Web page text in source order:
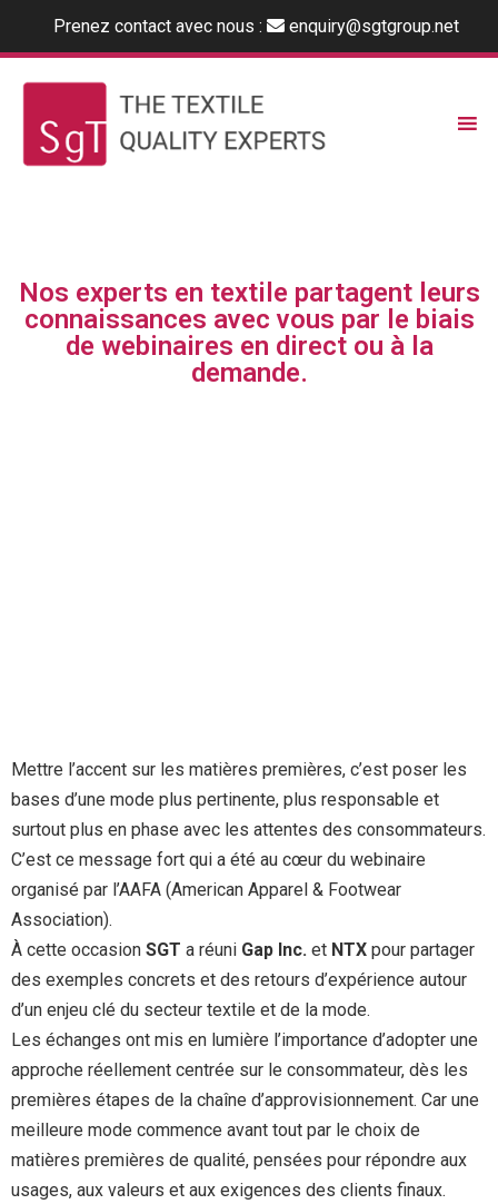
Prenez contact avec nous : enquiry@sgtgroup.net
Nos experts en textile partagent leurs
connaissances avec vous par le biais
de webinaires en direct ou à la
demande.
Mettre l’accent sur les matières premières, c’est poser les
bases d’une mode plus pertinente, plus responsable et
surtout plus en phase avec les attentes des consommateurs.
C’est ce message fort qui a été au cœur du webinaire
organisé par l’AAFA (American Apparel & Footwear
Association).
À cette occasion SGT a réuni Gap Inc. et NTX pour partager
des exemples concrets et des retours d’expérience autour
d’un enjeu clé du secteur textile et de la mode.
Les échanges ont mis en lumière l’importance d’adopter une
approche réellement centrée sur le consommateur, dès les
premières étapes de la chaîne d’approvisionnement. Car une
meilleure mode commence avant tout par le choix de
matières premières de qualité, pensées pour répondre aux
usages, aux valeurs et aux exigences des clients finaux.